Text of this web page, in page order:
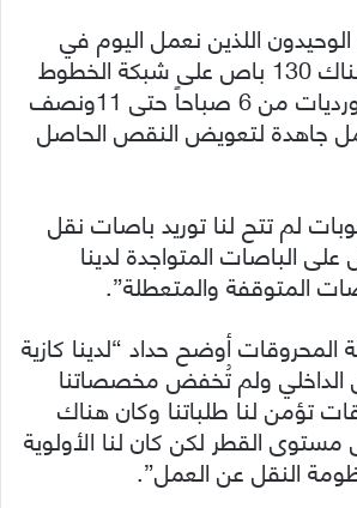
اللذين نعمل اليوم في
دمشق وريفها وهناك 130 باص على شبكة الخطوط
مقسمين على 3 ورديات من 6 صباحاً حتى 11ونصف
جاهدة لتعويض النقص الحاصل
لم تتح لنا توريد باصات نقل
الباصات المتواجدة لدينا
المتوقفة والمتعطلة”.
أوضح حداد “لدينا كازية
ولم تُخفض مخصصاتنا
تؤمن لنا طلباتنا وكان هناك
القطر لكن كان لنا الأولوية
النقل عن العمل”.